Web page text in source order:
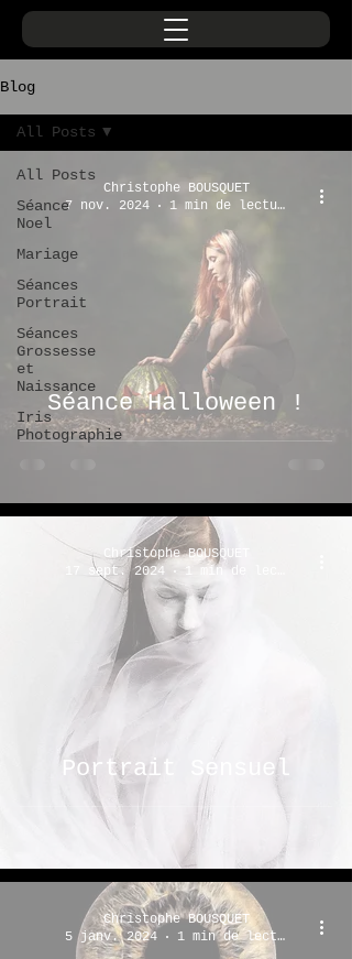
Blog
All Posts
Séance
Noel
Mariage
Séances
Portrait
Séances
Grossesse
et
Naissance
Iris
Photographie
All Posts
Séance Halloween !
Christophe BOUSQUET
7 nov. 2024
1 min de lecture
Portrait Sensuel
Christophe BOUSQUET
17 sept. 2024
Christophe BOUSQUET
5 janv. 2024
1 min de lecture